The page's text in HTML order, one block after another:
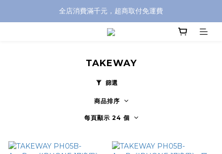
全店消費滿千元，超商取付免運費
全店消費滿千元，超商取付免運費
註冊即贈100元購物金，完整註冊加碼50元購物點數➟➟➟
TAKEWAY
篩選
商品排序
每頁顯示 24 個